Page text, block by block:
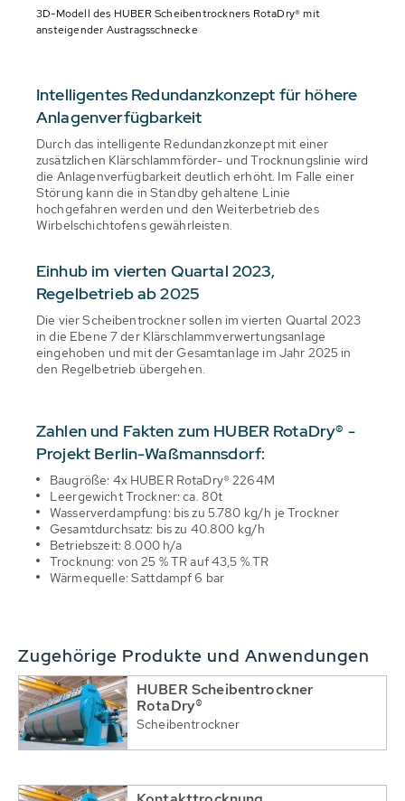
3D-Modell des HUBER Scheibentrockners RotaDry® mit
ansteigender Austragsschnecke
Intelligentes Redundanzkonzept für höhere
Anlagenverfügbarkeit
Durch das intelligente Redundanzkonzept mit einer
zusätzlichen Klärschlammförder- und Trocknungslinie wird
die Anlagenverfügbarkeit deutlich erhöht. Im Falle einer
Störung kann die in Standby gehaltene Linie
hochgefahren werden und den Weiterbetrieb des
Wirbelschichtofens gewährleisten.
Einhub im vierten Quartal 2023,
Regelbetrieb ab 2025
Die vier Scheibentrockner sollen im vierten Quartal 2023
in die Ebene 7 der Klärschlammverwertungsanlage
eingehoben und mit der Gesamtanlage im Jahr 2025 in
den Regelbetrieb übergehen.
Zahlen und Fakten zum HUBER RotaDry® -
Projekt Berlin-Waßmannsdorf:
Baugröße: 4x HUBER RotaDry® 2264M
Leergewicht Trockner: ca. 80t
Wasserverdampfung: bis zu 5.780 kg/h je Trockner
Gesamtdurchsatz: bis zu 40.800 kg/h
Betriebszeit: 8.000 h/a
Trocknung: von 25 % TR auf 43,5 % TR
Wärmequelle: Sattdampf 6 bar
Zugehörige Produkte und Anwendungen
HUBER Scheibentrockner
RotaDry®
Scheibentrockner